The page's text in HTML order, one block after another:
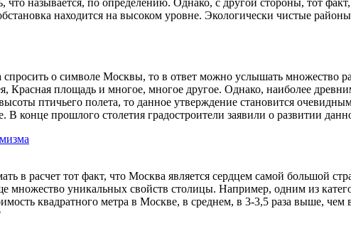
находится на высоком уровне. Экологически чистые
спросить о символе Москвы, то в ответ можно услышать множество
Красная площадь и многое, многое другое. Однако, наиболее
птичьего полета, то данное утверждение становится
В конце прошлого столетия градостроители заявили о развитии
в расчет тот факт, что Москва является сердцем самой большой
множество уникальных свойств столицы. Например, одним из
квадратного метра в Москве, в среднем, в 3-3,5 раза выше, чем